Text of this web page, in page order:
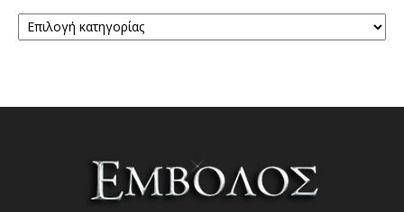
Κατηγορίες